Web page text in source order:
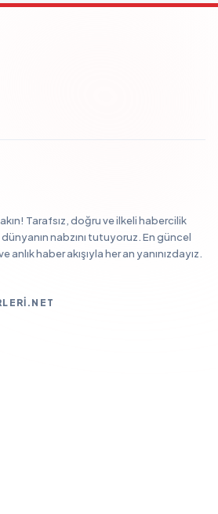
Tarafsız, doğru ve ilkeli habercilik
nabzını tutuyoruz. En güncel
haber akışıyla her an yanınızdayız.